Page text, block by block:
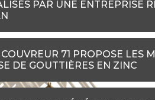
PAR UNE ENTREPRISE
71 PROPOSE LES
DE GOUTTIÈRES EN ZINC